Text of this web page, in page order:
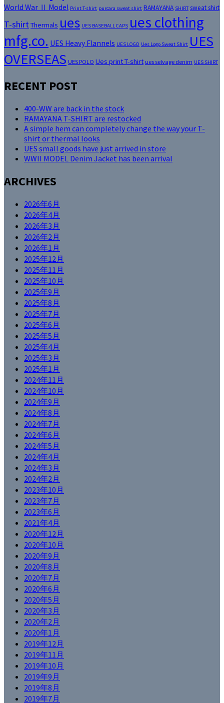
World War Ⅱ Model Print T-shirt purcara sweat shirt RAMAYANA SHIRT sweat shirt
T-shirt Thermals ues UES BASEBALL CAPS ues clothing
mfg.co. UES Heavy Flannels UES LOGO Ues Logo Sweat Shirt UES
OVERSEAS UES POLO Ues print T-shirt ues selvage denim UES SHIRT
RECENT POST
400-WW are back in the stock
RAMAYANA T-SHIRT are restocked
A simple hem can completely change the way your T-
shirt or thermal looks
UES small goods have just arrived in store
WWII MODEL Denim Jacket has been arrival
ARCHIVES
2026年6月
2026年4月
2026年3月
2026年2月
2026年1月
2025年12月
2025年11月
2025年10月
2025年9月
2025年8月
2025年7月
2025年6月
2025年5月
2025年4月
2025年3月
2025年1月
2024年11月
2024年10月
2024年9月
2024年8月
2024年7月
2024年6月
2024年5月
2024年4月
2024年3月
2024年2月
2023年10月
2023年7月
2023年6月
2021年4月
2020年12月
2020年10月
2020年9月
2020年8月
2020年7月
2020年6月
2020年5月
2020年3月
2020年2月
2020年1月
2019年12月
2019年11月
2019年10月
2019年9月
2019年8月
2019年7月